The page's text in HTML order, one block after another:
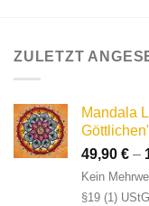
ZULETZT
Mandala
49,90 € –
Kein
§19 (1)